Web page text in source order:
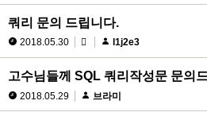
쿼리 문의 드립니다.
2018.05.30 l1j2e3
고수님들께 SQL 쿼리작성문 문의
2018.05.29 브라미